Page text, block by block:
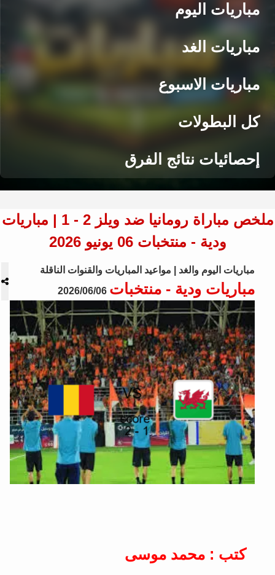
مباريات اليوم
مباريات الغد
مباريات الاسبوع
كل البطولات
إحصائيات نتائج الفرق
ملخص مباراة رومانيا ضد ويلز 2 - 1 | مباريات
ودية - منتخبات 06 يونيو 2026
مباريات اليوم والغد | مواعيد المباريات والقنوات الناقلة
مباريات ودية - منتخبات 2026/06/06
كتب : محمد موسى